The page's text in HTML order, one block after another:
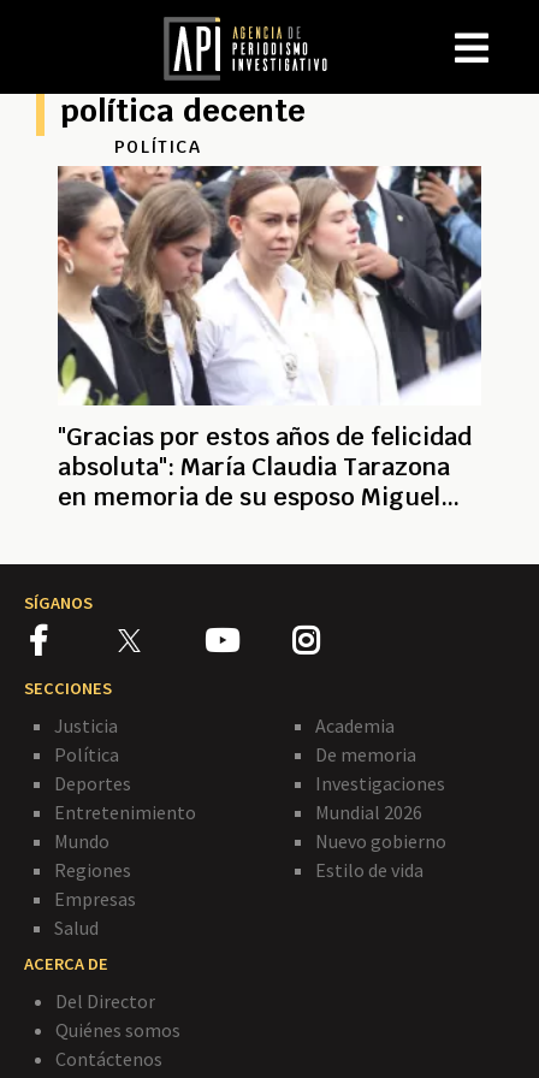
política decente
POLÍTICA
"Gracias por estos años de felicidad
absoluta": María Claudia Tarazona
en memoria de su esposo Miguel
SÍGANOS
SECCIONES
Justicia
Política
Deportes
Entretenimiento
Mundo
Regiones
Empresas
Salud
Academia
De memoria
Investigaciones
Mundial 2026
Nuevo gobierno
Estilo de vida
ACERCA DE
Del Director
Quiénes somos
Contáctenos